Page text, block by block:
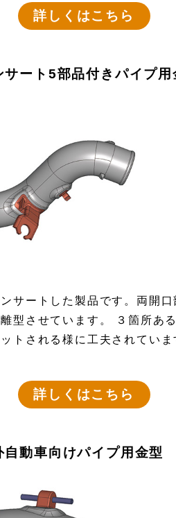
詳しくはこちら
サート5部品付きパイプ用
サートした製品です。両開
型させています。 ３箇所あ
トされる様に工夫されてい
詳しくはこちら
自動車向けパイプ用金型